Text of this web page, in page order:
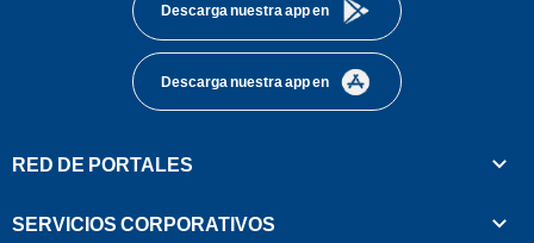
Descarga nuestra app en
Descarga nuestra app en
RED DE PORTALES
SERVICIOS CORPORATIVOS